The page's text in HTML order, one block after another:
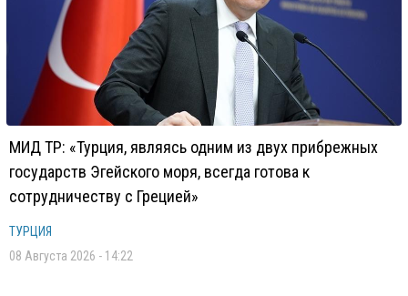
МИД ТР: «Турция, являясь одним из двух прибрежных
государств Эгейского моря, всегда готова к
сотрудничеству с Грецией»
ТУРЦИЯ
08 Августа 2026 - 14:22